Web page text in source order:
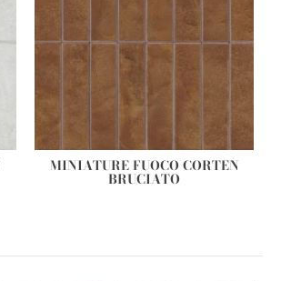
MINIATURE FUOCO CORTEN
BRUCIATO